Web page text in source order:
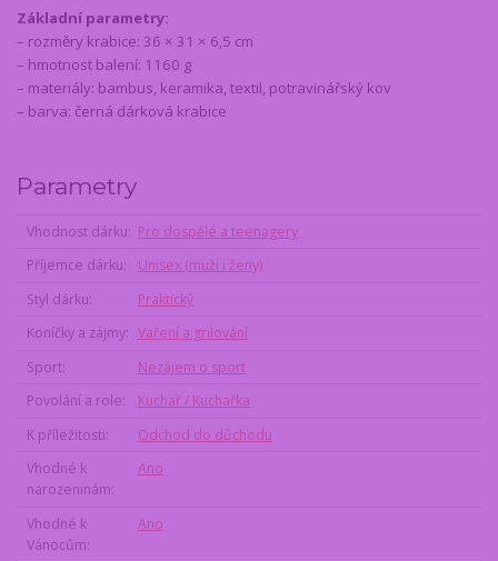
Základní parametry:
– rozměry krabice: 36 × 31 × 6,5 cm
– hmotnost balení: 1160 g
– materiály: bambus, keramika, textil, potravinářský kov
– barva: černá dárková krabice
Parametry
Vhodnost dárku
Pro dospělé a teenagery
Příjemce dárku
Unisex (muži i ženy)
Styl dárku
Praktický
Koníčky a zájmy
Vaření a grilování
Sport
Nezájem o sport
Povolání a role
Kuchař / Kuchařka
K příležitosti
Odchod do důchodu
Vhodné k
narozeninám
Ano
Vhodné k
Vánocům
Ano